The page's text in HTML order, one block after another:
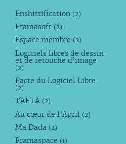
Enshittification (2)
Framasoft (2)
Espace membre (2)
Logiciels libres de dessin
et de retouche d’image
(2)
Pacte du Logiciel Libre
(2)
TAFTA (2)
Au cœur de l’April (2)
Ma Dada (2)
Framaspace (1)